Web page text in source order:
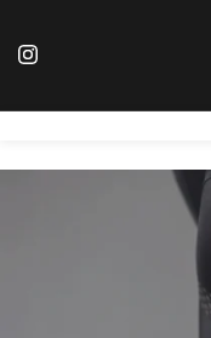
ン
へ